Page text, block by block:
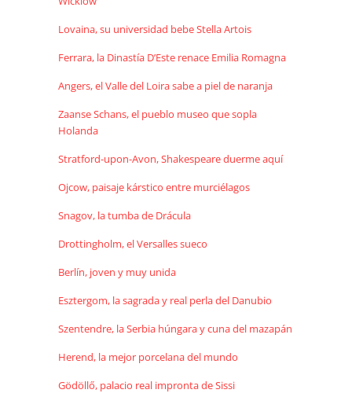
Lovaina, su universidad bebe Stella Artois
Ferrara, la Dinastía D’Este renace Emilia Romagna
Angers, el Valle del Loira sabe a piel de naranja
Zaanse Schans, el pueblo museo que sopla
Holanda
Stratford-upon-Avon, Shakespeare duerme aquí
Ojcow, paisaje kárstico entre murciélagos
Snagov, la tumba de Drácula
Drottingholm, el Versalles sueco
Berlín, joven y muy unida
Esztergom, la sagrada y real perla del Danubio
Szentendre, la Serbia húngara y cuna del mazapán
Herend, la mejor porcelana del mundo
Gödöllő, palacio real impronta de Sissi